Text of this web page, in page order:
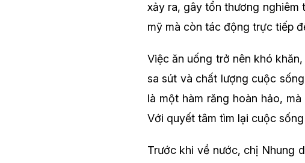
xảy ra, gây tổn thương nghiêm
mỹ mà còn tác động trực tiếp
Việc ăn uống trở nên khó
sa sút và chất lượng cuộc
là một hàm răng hoàn hảo,
Với quyết tâm tìm lại cuộc
Trước khi về nước, chị Nhung